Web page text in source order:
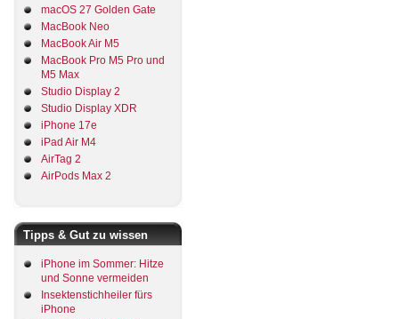
macOS 27 Golden Gate
MacBook Neo
MacBook Air M5
MacBook Pro M5 Pro und
M5 Max
Studio Display 2
Studio Display XDR
iPhone 17e
iPad Air M4
AirTag 2
AirPods Max 2
Tipps & Gut zu wissen
iPhone im Sommer: Hitze
und Sonne vermeiden
Insektenstichheiler fürs
iPhone